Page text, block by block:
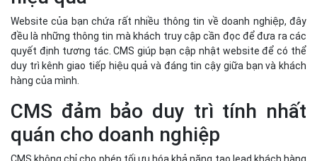
(tệp khách hàng tiềm năng), mà còn cho phép bạn duy trì tính
nhất quán. Tính nhất quán là điều quan trọng để đạt được sự tin
tưởng của khách truy cập, tạo ra các trải nghiệm tích cực cho
khách hàng và giúp xây dựng thương hiệu. Ví dụ: thay vì phải cập
nhật màu và phông chữ mới cho từng trang một, với CMS, một
thay đổi cài đặt sẽ cập nhật và áp dụng cho tất cả các trang.